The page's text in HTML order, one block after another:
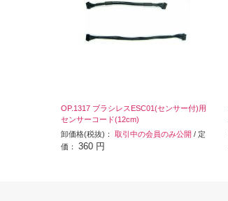
OP.1317 ブラシレスESC01(センサー付)用
センサーコード(12cm)
卸価格(税抜)： 取引中の会員のみ公開 / 定
価： 360 円